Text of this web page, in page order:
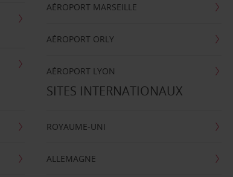
AÉROPORT MARSEILLE
AÉROPORT ORLY
AÉROPORT LYON
SITES INTERNATIONAUX
ROYAUME-UNI
ALLEMAGNE